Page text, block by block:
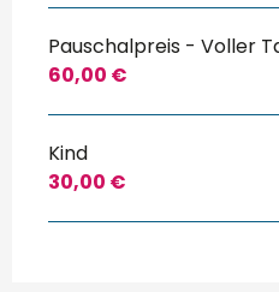
Pauschalpreis - Voller
60,00 €
Kind
30,00 €